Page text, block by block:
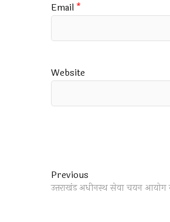
Email *
Website
Post
navigation
Previous
post:
उत्तराखंड अधीनस्थ सेवा चयन आयोग